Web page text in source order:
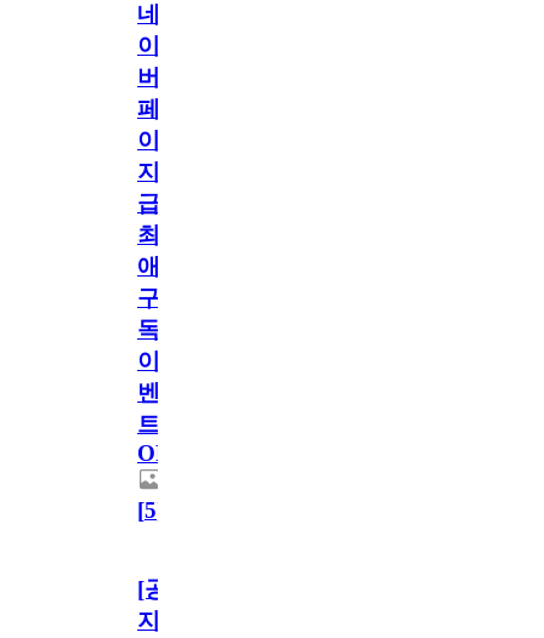
네
이
버
페
이
지
급!
최
애
구
독
이
벤
트
OPEN!
[5]
[공
지]